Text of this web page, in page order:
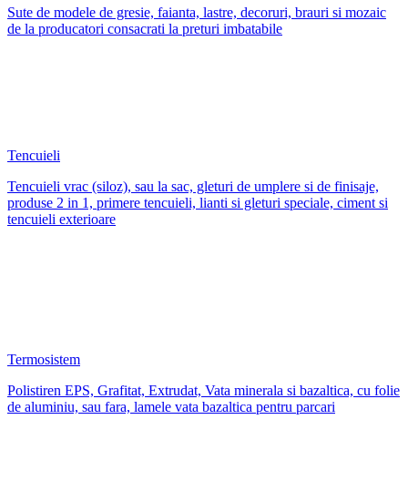
Sute de modele de gresie, faianta, lastre, decoruri, brauri si mozaic
de la producatori consacrati la preturi imbatabile
Tencuieli
Tencuieli vrac (siloz), sau la sac, gleturi de umplere si de finisaje,
produse 2 in 1, primere tencuieli, lianti si gleturi speciale, ciment si
tencuieli exterioare
Termosistem
Polistiren EPS, Grafitat, Extrudat, Vata minerala si bazaltica, cu folie
de aluminiu, sau fara, lamele vata bazaltica pentru parcari